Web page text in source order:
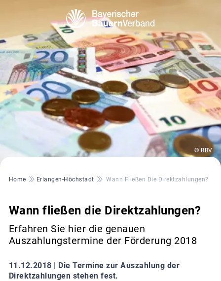
© BBV
Pfadnavigation
Home Erlangen-Höchstadt Wann Fließen Die Direktzahlungen?
Wann fließen die Direktzahlungen?
Erfahren Sie hier die genauen
Auszahlungstermine der Förderung 2018
11.12.2018 | Die Termine zur Auszahlung der
Direktzahlungen stehen fest.